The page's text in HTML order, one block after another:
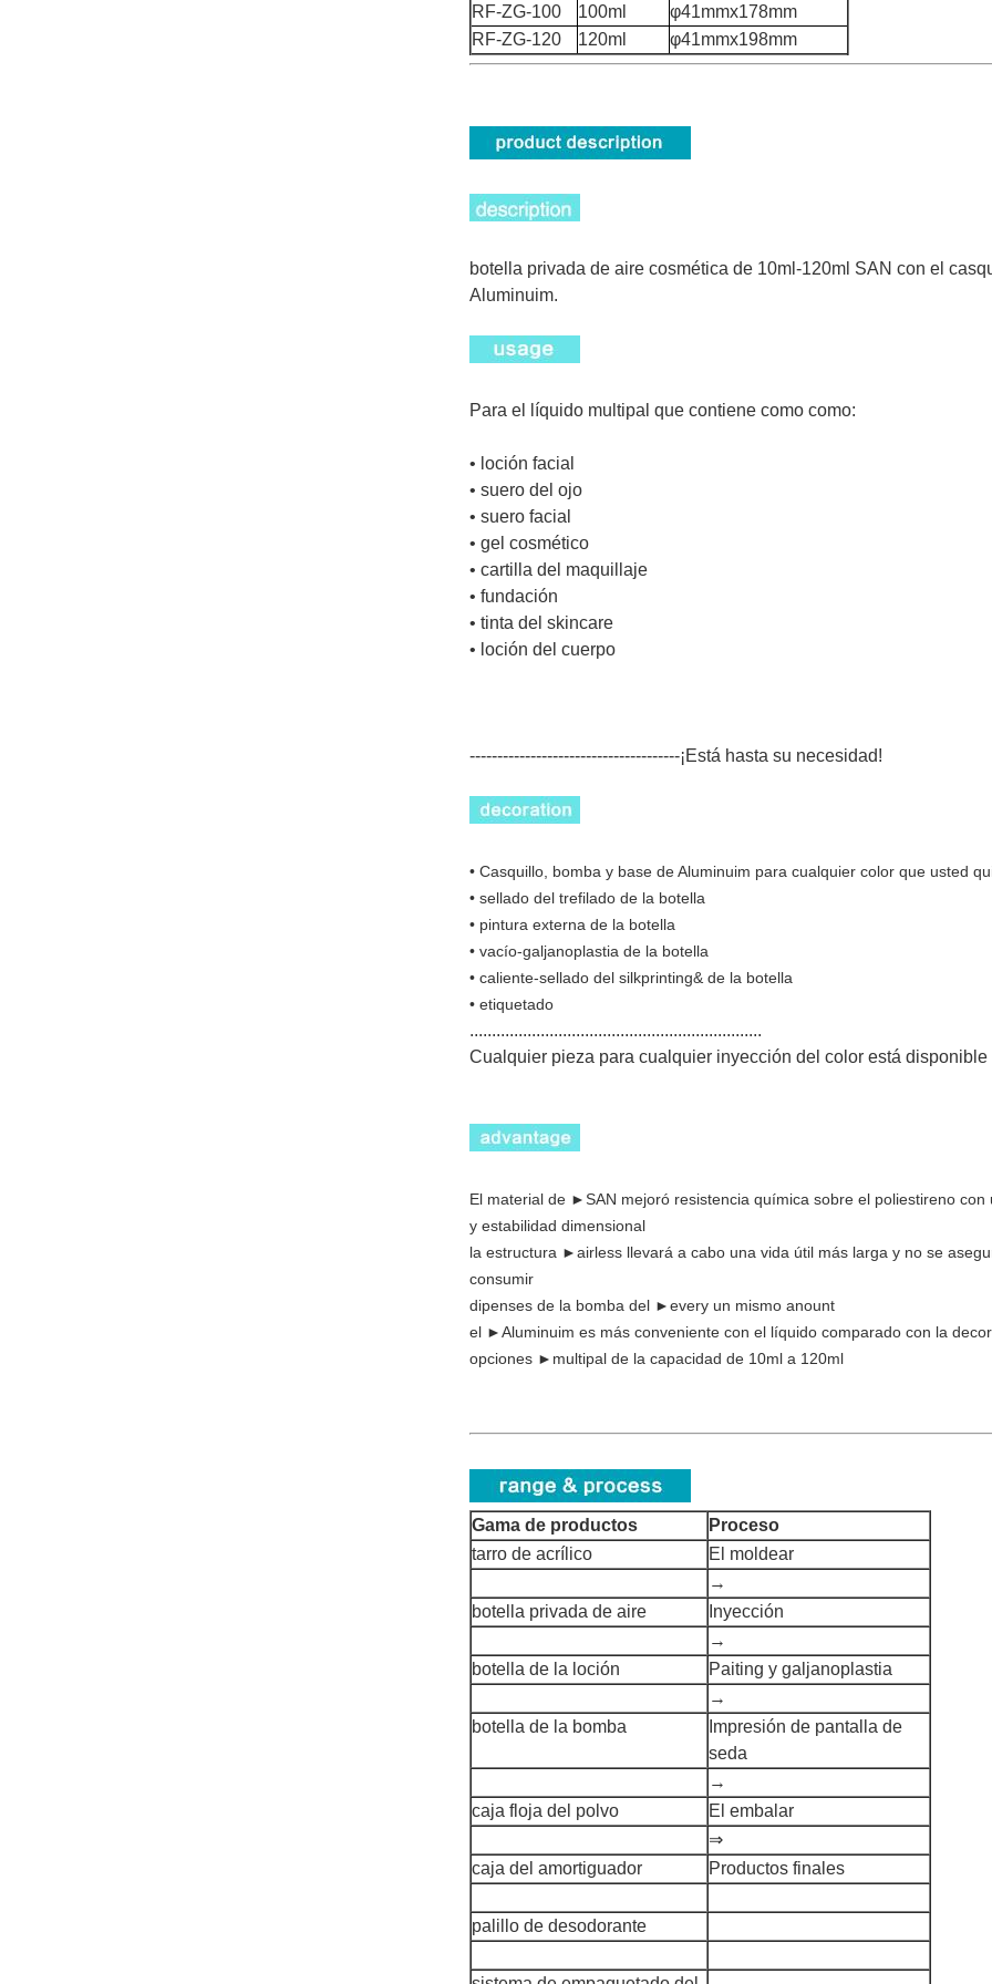
RF-ZG-100
100ml
φ41mmx178mm
RF-ZG-120
120ml φ41mmx198mm
botella privada de aire cosmética de 10ml-120ml SAN con el
Aluminuim.
Para el líquido multipal que contiene como como:
• loción facial
• suero del ojo
• suero facial
• gel cosmético
• cartilla del maquillaje
• fundación
• tinta del skincare
• loción del cuerpo
--------------------------------------¡Está hasta su necesidad!
• Casquillo, bomba y base de Aluminuim para cualquier color que usted
• sellado del trefilado de la botella
• pintura externa de la botella
• vacío-galjanoplastia de la botella
• caliente-sellado del silkprinting& de la botella
• etiquetado
..................................................................
Cualquier pieza para cualquier inyección del color está disponible
El material de ►SAN mejoró resistencia química sobre el poliestireno
y estabilidad dimensional
la estructura ►airless llevará a cabo una vida útil más larga y no se
consumir
dipenses de la bomba del ►every un mismo anount
el ►Aluminuim es más conveniente con el líquido comparado con la
opciones ►multipal de la capacidad de 10ml a 120ml
Gama de productos
Proceso
tarro de acrílico
El moldear
→
botella privada de aire
Inyección
→
botella de la loción
Paiting y galjanoplastia
→
botella de la bomba
Impresión de pantalla de
seda
→
caja floja del polvo
El embalar
⇒
caja del amortiguador
Productos finales
palillo de desodorante